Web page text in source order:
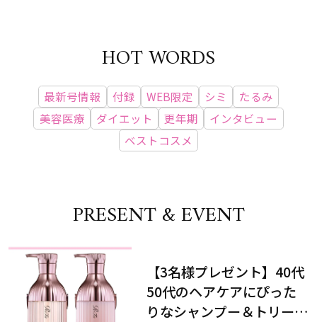
HOT WORDS
最新号情報 付録 WEB限定 シミ
たるみ
美容医療
ダイエット 更年期
インタビュー
ベストコスメ
PRESENT & EVENT
【3名様プレゼント】40代
50代のヘアケアにぴった
りなシャンプー＆トリート